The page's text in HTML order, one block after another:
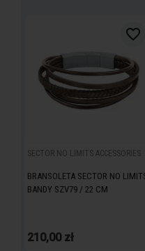
SECTOR NO LIMITS ACCESSORIES
BRANSOLETA SECTOR NO
BANDY SZV79 / 22 CM
210,00 zł
favorite_border